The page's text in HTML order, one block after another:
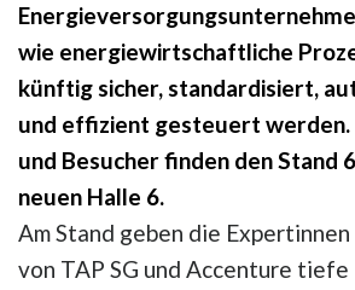
wie energiewirtschaftliche
künftig sicher, standardisiert,
und effizient gesteuert werden.
und Besucher finden den Stand
neuen Halle 6.
Am Stand geben die
von TAP SG und Accenture tiefe